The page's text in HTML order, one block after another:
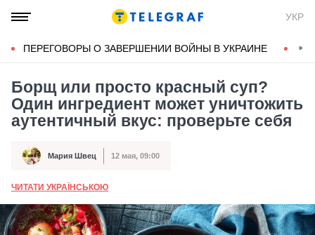
УКР
ПЕРЕГОВОРЫ О ЗАВЕРШЕНИИ ВОЙНЫ В УКРАИНЕ
Борщ или просто красный суп?
Один ингредиент может уничтожить
аутентичный вкус: проверьте себя
Автор Мария Швец
Дата публикации 12 мая, 09:00
ЧИТАТИ УКРАЇНСЬКОЮ